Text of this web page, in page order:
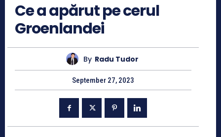
Ce a apărut pe cerul
Groenlandei
By Radu Tudor
September 27, 2023